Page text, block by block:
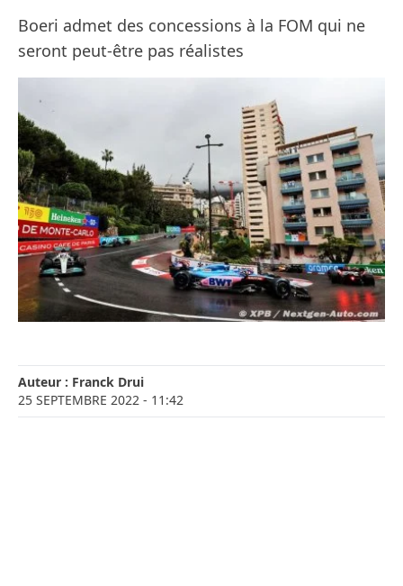
Boeri admet des concessions à la FOM qui ne
seront peut-être pas réalistes
Auteur : Franck Drui
25 SEPTEMBRE 2022 - 11:42